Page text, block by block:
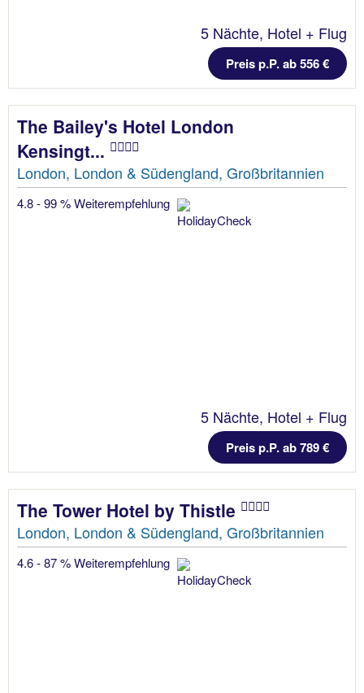
5 Nächte, Hotel + Flug
Preis p.P. ab 556 €
The Bailey's Hotel London
Kensingt...
London, London & Südengland, Großbritannien
4.8 - 99 % Weiterempfehlung
5 Nächte, Hotel + Flug
Preis p.P. ab 789 €
The Tower Hotel by Thistle
London, London & Südengland, Großbritannien
4.6 - 87 % Weiterempfehlung